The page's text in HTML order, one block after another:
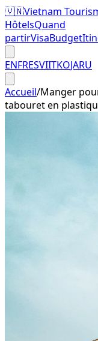
🇻🇳Vietnam
HôtelsQuand
partirVisaBudget
ENFRESVIITKOJARU
Accueil/Manger
tabouret en